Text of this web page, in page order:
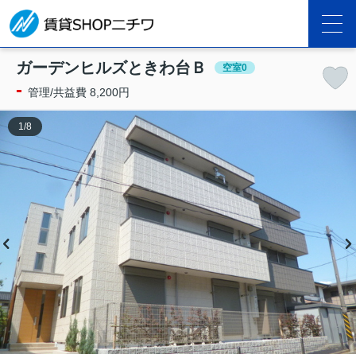
ガーデンヒルズときわ台Ｂ 空室0
- 管理/共益費 8,200円
1 /8